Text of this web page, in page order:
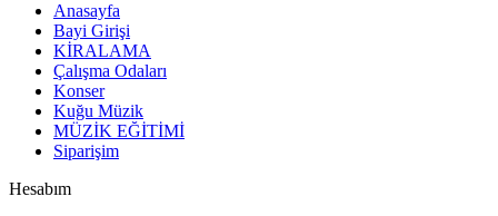
Anasayfa
Bayi Girişi
KİRALAMA
Çalışma Odaları
Konser
Kuğu Müzik
MÜZİK EĞİTİMİ
Siparişim
Hesabım